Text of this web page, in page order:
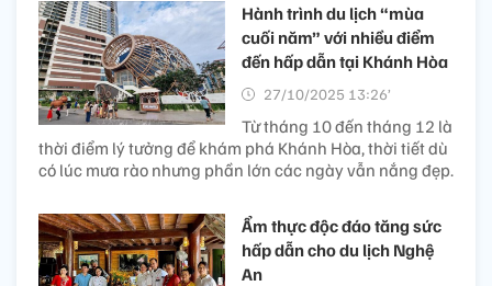
Hành trình du lịch “mùa
cuối năm” với nhiều điểm
đến hấp dẫn tại Khánh Hòa
27/10/2025 13:26’
Từ tháng 10 đến tháng 12 là
thời điểm lý tưởng để khám phá Khánh Hòa, thời tiết dù
có lúc mưa rào nhưng phần lớn các ngày vẫn nắng đẹp.
Ẩm thực độc đáo tăng sức
hấp dẫn cho du lịch Nghệ
An